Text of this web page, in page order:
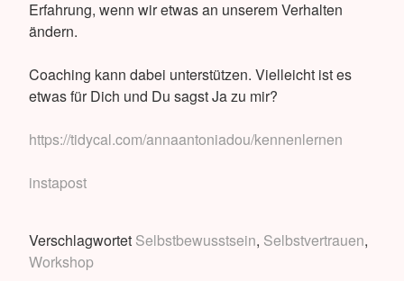
Erfahrung, wenn wir etwas an unserem Verhalten
ändern.
Coaching kann dabei unterstützen. Vielleicht ist es
etwas für Dich und Du sagst Ja zu mir?
https://tidycal.com/annaantoniadou/kennenlernen
instapost
Verschlagwortet Selbstbewusstsein, Selbstvertrauen,
Workshop